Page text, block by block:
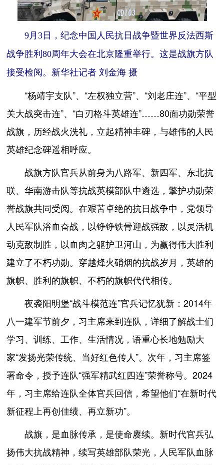
9月3日，纪念中国人民抗日战争暨世界反法西斯
战争胜利80周年大会在北京隆重举行。这是战旗方队
接受检阅。新华社记者 刘金海 摄
“杨靖宇支队”、“左权独立营”、“刘老庄连”、“平型
关大战突击连”、“白刃格斗英雄连”……80面功勋荣誉
战旗，历经战火洗礼，立起精神丰碑，与雄伟的人民
英雄纪念碑遥相呼应。
战旗方队官兵从前身为八路军、新四军、东北抗
联、华南游击队等抗战英模部队中遴选，擎护功勋荣
誉战旗共同受阅。在艰苦卓绝的抗日战争中，党领导
人民军队浴血奋战，以铮铮铁骨迎战强敌，以灵活机
动克敌制胜，以血肉之躯护卫河山，为赢得伟大胜利
建立了不朽功勋。穿越烽火硝烟的抗战岁月，英雄的
旗帜、胜利的旗帜、不朽的旗帜代代相传。
夜袭阳明堡“战斗模范连”官兵记忆犹新：2014年
八一建军节前夕，习主席来到连队，详细了解战士们
学习、训练、工作、生活情况，语重心长地勉励大
家“发扬光荣传统、当好红色传人”。次年，习主席签
署命令，授予连队“强军精武红四连”荣誉称号。2024
年，习主席给连队全体官兵回信，希望他们“在新时代
新征程上再创佳绩、再立新功”。
战旗，是血脉传承，是使命赓续。新时代官兵弘
扬伟大抗战精神，续写英雄部队荣光，人民军队血脉